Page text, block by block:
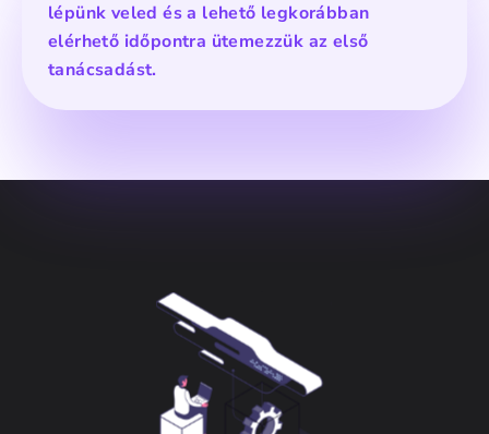
lépünk veled és a lehető legkorábban
elérhető időpontra ütemezzük az első
tanácsadást.